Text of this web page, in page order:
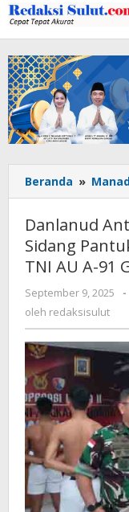
Lewati
ke
konten
Beranda »
Danlanud
Sidang
TNI AU A-91
September 9, 2025 -
oleh redaksisulut